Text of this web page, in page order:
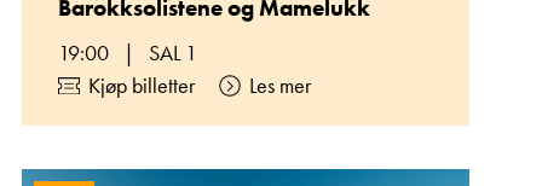
Barokksolistene og Mamelukk
19:00 |
SAL 1
Kjøp billetter
Les mer